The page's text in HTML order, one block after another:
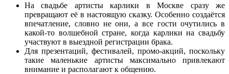
На свадьбе артисты карлики в Москве сразу же
превращают её в настоящую сказку. Особенно создаётся
впечатление, словно не они, а все гости очутились в
какой-то волшебной стране, когда карлики на свадьбу
участвуют в выездной регистрации брака.
Для презентаций, фестивалей, промо-акций, поскольку
такие маленькие артисты максимально привлекают
внимание и располагают к общению.